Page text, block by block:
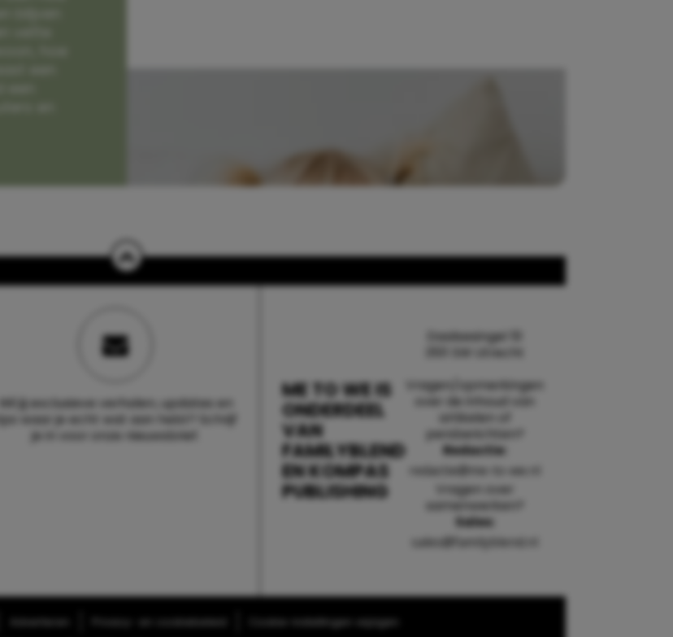
Wil jij exclusieve verhalen, updates en
tips waar je echt wat aan hebt? Schrijf
je in voor onze nieuwsbrief.
ME TO WE IS
ONDERDEEL
VAN
FAMILYBLEND
EN KOMPAS
PUBLISHING
Daalsesingel 51
3511 SW Utrecht
Vragen/opmerkingen
over de inhoud van
artikelen of
persberichten?
Redactie:
redactie@me-to-we.nl
Vragen over
samenwerken?
Sales:
sales@familyblend.nl
Cookie-instellingen wijzigen